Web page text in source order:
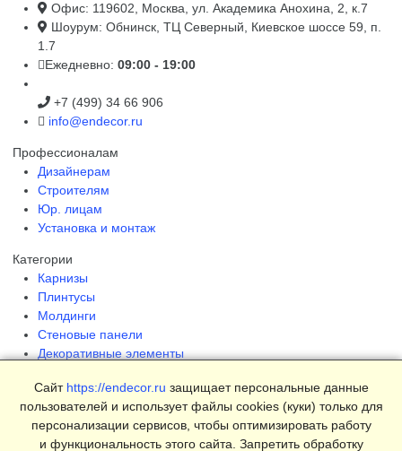
Офис: 119602, Москва, ул. Академика Анохина, 2, к.7
Шоурум: Обнинск, ТЦ Северный, Киевское шоссе 59, п.
1.7
Ежедневно: 09:00 - 19:00
+7 (499) 34 66 906
info@endecor.ru
Профессионалам
Дизайнерам
Строителям
Юр. лицам
Установка и монтаж
Категории
Карнизы
Плинтусы
Молдинги
Стеновые панели
Декоративные элементы
Страницы
Интерьеры
Блог
Сайт https://endecor.ru защищает персональные данные
пользователей и использует файлы cookies (куки) только для
персонализации сервисов, чтобы оптимизировать работу
и функциональность этого сайта. Запретить обработку